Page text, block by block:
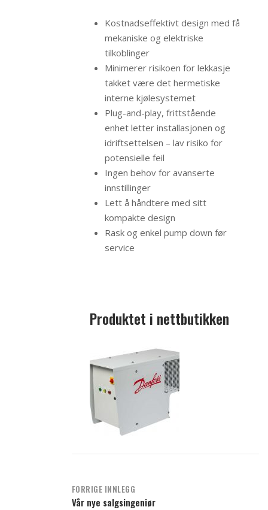
Kostnadseffektivt design med få
mekaniske og elektriske
tilkoblinger
Minimerer risikoen for lekkasje
takket være det hermetiske
interne kjølesystemet
Plug-and-play, frittstående
enhet letter installasjonen og
idriftsettelsen – lav risiko for
potensielle feil
Ingen behov for avanserte
innstillinger
Lett å håndtere med sitt
kompakte design
Rask og enkel pump down før
service
Produktet i nettbutikken
Post
FORRIGE INNLEGG
Vår nye salgsingeniør